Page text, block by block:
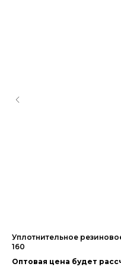
Уплотнительное
160
Оптовая цена будет